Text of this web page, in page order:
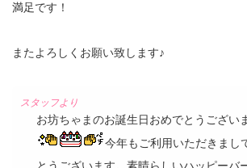
満足です！
またよろしくお願い致します♪
お坊ちゃまのお誕生日おめでとうござい
今年もご利用いただきまし